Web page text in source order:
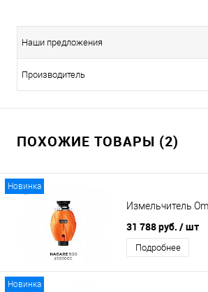
Наши предложения
Производитель
ПОХОЖИЕ ТОВАРЫ (2)
Новинка
Измельчитель
31 788 руб. / шт
Подробнее
Новинка